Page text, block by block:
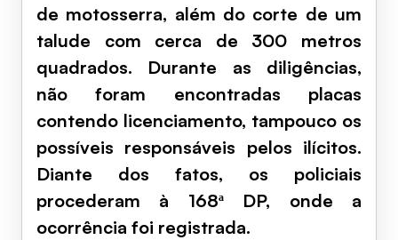
de motosserra, além do corte de um
talude com cerca de 300 metros
quadrados. Durante as diligências,
não foram encontradas placas
contendo licenciamento, tampouco os
possíveis responsáveis pelos ilícitos.
Diante dos fatos, os policiais
procederam à 168ª DP, onde a
ocorrência foi registrada.